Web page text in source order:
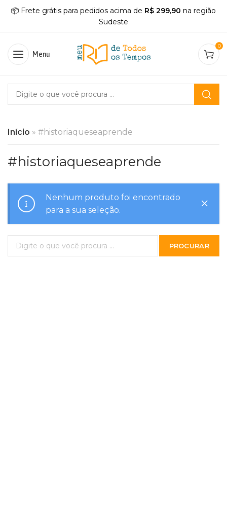
📦 Frete grátis para pedidos acima de R$ 299,90 na região
Sudeste
Menu
0
Início » #historiaqueseaprende
#historiaqueseaprende
Nenhum produto foi encontrado
para a sua seleção.
PROCURAR